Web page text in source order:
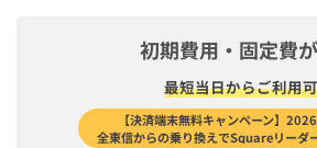
初期費用・固定費
最短​当日から​ご利用
【決済端末無料キャンペーン】
全東信からの乗り換えでSquareリーダ